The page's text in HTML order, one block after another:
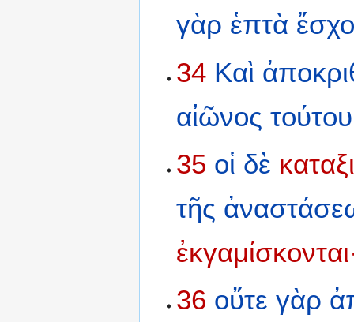
γὰρ ἑπτὰ
34 Καὶ
αἰῶνος τούτου
35 οἱ δὲ
τῆς
36 οὔτε γὰρ